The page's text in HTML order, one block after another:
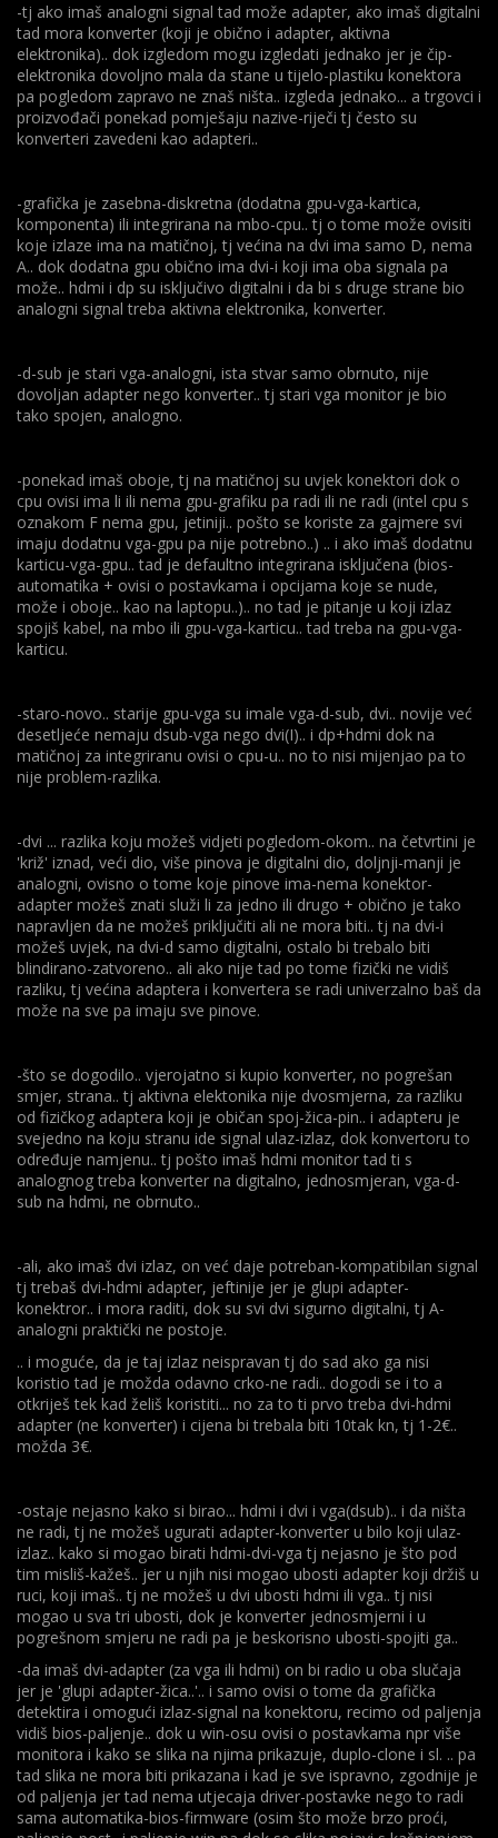
-tj ako imaš analogni signal tad može adapter, ako imaš digitalni
tad mora konverter (koji je obično i adapter, aktivna
elektronika).. dok izgledom mogu izgledati jednako jer je čip-
elektronika dovoljno mala da stane u tijelo-plastiku konektora
pa pogledom zapravo ne znaš ništa.. izgleda jednako... a trgovci i
proizvođači ponekad pomješaju nazive-riječi tj često su
konverteri zavedeni kao adapteri..
-grafička je zasebna-diskretna (dodatna gpu-vga-kartica,
komponenta) ili integrirana na mbo-cpu.. tj o tome može ovisiti
koje izlaze ima na matičnoj, tj većina na dvi ima samo D, nema
A.. dok dodatna gpu obično ima dvi-i koji ima oba signala pa
može.. hdmi i dp su isključivo digitalni i da bi s druge strane bio
analogni signal treba aktivna elektronika, konverter.
-d-sub je stari vga-analogni, ista stvar samo obrnuto, nije
dovoljan adapter nego konverter.. tj stari vga monitor je bio
tako spojen, analogno.
-ponekad imaš oboje, tj na matičnoj su uvjek konektori dok o
cpu ovisi ima li ili nema gpu-grafiku pa radi ili ne radi (intel cpu s
oznakom F nema gpu, jetiniji.. pošto se koriste za gajmere svi
imaju dodatnu vga-gpu pa nije potrebno..) .. i ako imaš dodatnu
karticu-vga-gpu.. tad je defaultno integrirana isključena (bios-
automatika + ovisi o postavkama i opcijama koje se nude,
može i oboje.. kao na laptopu..).. no tad je pitanje u koji izlaz
spojiš kabel, na mbo ili gpu-vga-karticu.. tad treba na gpu-vga-
karticu.
-staro-novo.. starije gpu-vga su imale vga-d-sub, dvi.. novije već
desetljeće nemaju dsub-vga nego dvi(I).. i dp+hdmi dok na
matičnoj za integriranu ovisi o cpu-u.. no to nisi mijenjao pa to
nije problem-razlika.
-dvi ... razlika koju možeš vidjeti pogledom-okom.. na četvrtini je
'križ' iznad, veći dio, više pinova je digitalni dio, doljnji-manji je
analogni, ovisno o tome koje pinove ima-nema konektor-
adapter možeš znati služi li za jedno ili drugo + obično je tako
napravljen da ne možeš priključiti ali ne mora biti.. tj na dvi-i
možeš uvjek, na dvi-d samo digitalni, ostalo bi trebalo biti
blindirano-zatvoreno.. ali ako nije tad po tome fizički ne vidiš
razliku, tj većina adaptera i konvertera se radi univerzalno baš da
može na sve pa imaju sve pinove.
-što se dogodilo.. vjerojatno si kupio konverter, no pogrešan
smjer, strana.. tj aktivna elektonika nije dvosmjerna, za razliku
od fizičkog adaptera koji je običan spoj-žica-pin.. i adapteru je
svejedno na koju stranu ide signal ulaz-izlaz, dok konvertoru to
određuje namjenu.. tj pošto imaš hdmi monitor tad ti s
analognog treba konverter na digitalno, jednosmjeran, vga-d-
sub na hdmi, ne obrnuto..
-ali, ako imaš dvi izlaz, on već daje potreban-kompatibilan signal
tj trebaš dvi-hdmi adapter, jeftinije jer je glupi adapter-
konektror.. i mora raditi, dok su svi dvi sigurno digitalni, tj A-
analogni praktički ne postoje.
.. i moguće, da je taj izlaz neispravan tj do sad ako ga nisi
koristio tad je možda odavno crko-ne radi.. dogodi se i to a
otkriješ tek kad želiš koristiti... no za to ti prvo treba dvi-hdmi
adapter (ne konverter) i cijena bi trebala biti 10tak kn, tj 1-2€..
možda 3€.
-ostaje nejasno kako si birao... hdmi i dvi i vga(dsub).. i da ništa
ne radi, tj ne možeš ugurati adapter-konverter u bilo koji ulaz-
izlaz.. kako si mogao birati hdmi-dvi-vga tj nejasno je što pod
tim misliš-kažeš.. jer u njih nisi mogao ubosti adapter koji držiš u
ruci, koji imaš.. tj ne možeš u dvi ubosti hdmi ili vga.. tj nisi
mogao u sva tri ubosti, dok je konverter jednosmjerni i u
pogrešnom smjeru ne radi pa je beskorisno ubosti-spojiti ga..
-da imaš dvi-adapter (za vga ili hdmi) on bi radio u oba slučaja
jer je 'glupi adapter-žica..'.. i samo ovisi o tome da grafička
detektira i omogući izlaz-signal na konektoru, recimo od paljenja
vidiš bios-paljenje.. dok u win-osu ovisi o postavkama npr više
monitora i kako se slika na njima prikazuje, duplo-clone i sl. .. pa
tad slika ne mora biti prikazana i kad je sve ispravno, zgodnije je
od paljenja jer tad nema utjecaja driver-postavke nego to radi
sama automatika-bios-firmware (osim što može brzo proći,